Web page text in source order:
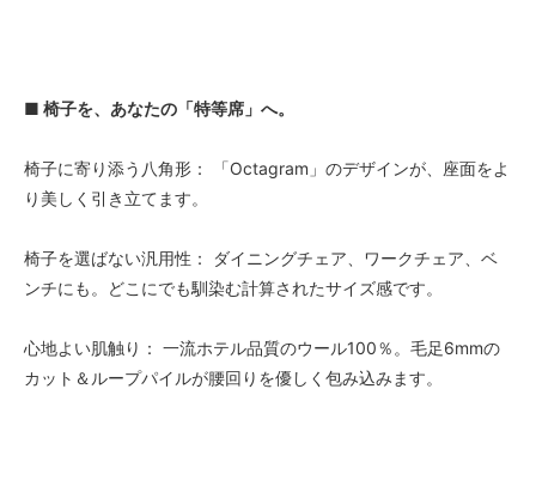
■ 椅子を、あなたの「特等席」へ。
椅子に寄り添う八角形： 「Octagram」のデザインが、座面をよ
り美しく引き立てます。
椅子を選ばない汎用性： ダイニングチェア、ワークチェア、ベ
ンチにも。どこにでも馴染む計算されたサイズ感です。
心地よい肌触り： 一流ホテル品質のウール100％。毛足6mmの
カット＆ループパイルが腰回りを優しく包み込みます。